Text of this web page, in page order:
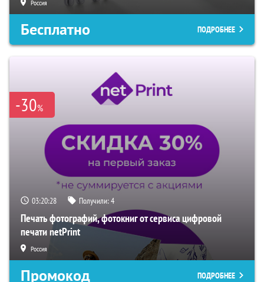
Россия
Бесплатно ПОДРОБНЕЕ
-30%
03:20:27 Получили:4
Печать фотографий, фотокниг от сервиса цифровой
печати netPrint
Россия
Промокод ПОДРОБНЕЕ